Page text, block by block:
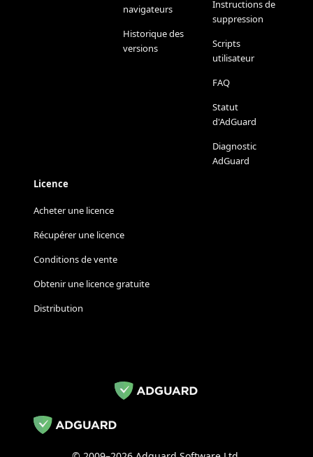
navigateurs
Historique des
versions
Instructions de
suppression
Scripts
utilisateur
FAQ
Statut
d'AdGuard
Diagnostic
AdGuard
Licence
Acheter une licence
Récupérer une licence
Conditions de vente
Obtenir une licence gratuite
Distribution